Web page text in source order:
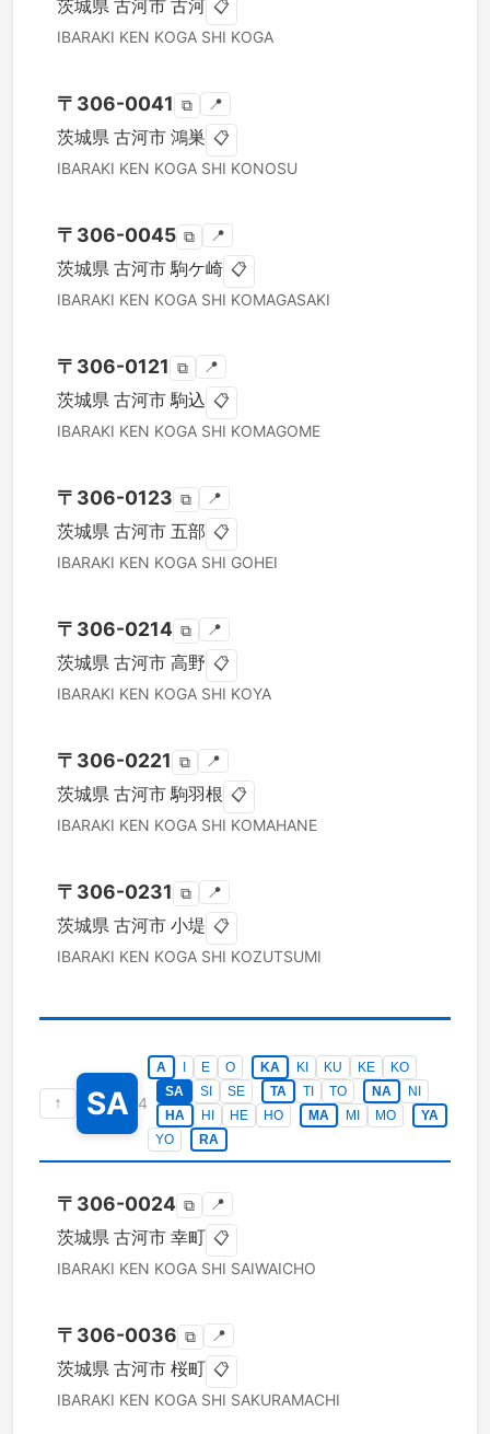
茨城県 古河市 古河 📋
IBARAKI KEN KOGA SHI KOGA
〒 306-0041 ⧉ 📍
茨城県 古河市 鴻巣 📋
IBARAKI KEN KOGA SHI KONOSU
〒 306-0045 ⧉ 📍
茨城県 古河市 駒ケ崎 📋
IBARAKI KEN KOGA SHI KOMAGASAKI
〒 306-0121 ⧉ 📍
茨城県 古河市 駒込 📋
IBARAKI KEN KOGA SHI KOMAGOME
〒 306-0123 ⧉ 📍
茨城県 古河市 五部 📋
IBARAKI KEN KOGA SHI GOHEI
〒 306-0214 ⧉ 📍
茨城県 古河市 高野 📋
IBARAKI KEN KOGA SHI KOYA
〒 306-0221 ⧉ 📍
茨城県 古河市 駒羽根 📋
IBARAKI KEN KOGA SHI KOMAHANE
〒 306-0231 ⧉ 📍
茨城県 古河市 小堤 📋
IBARAKI KEN KOGA SHI KOZUTSUMI
↑ SA 4
A E O KA KI KU KE
KO
SA
SI SE TA TI TO NA
NI
HA
HI HE HO MA MI MO
YA
YO
RA
〒 306-0024 ⧉ 📍
茨城県 古河市 幸町 📋
IBARAKI KEN KOGA SHI SAIWAICHO
〒 306-0036 ⧉ 📍
茨城県 古河市 桜町 📋
IBARAKI KEN KOGA SHI SAKURAMACHI